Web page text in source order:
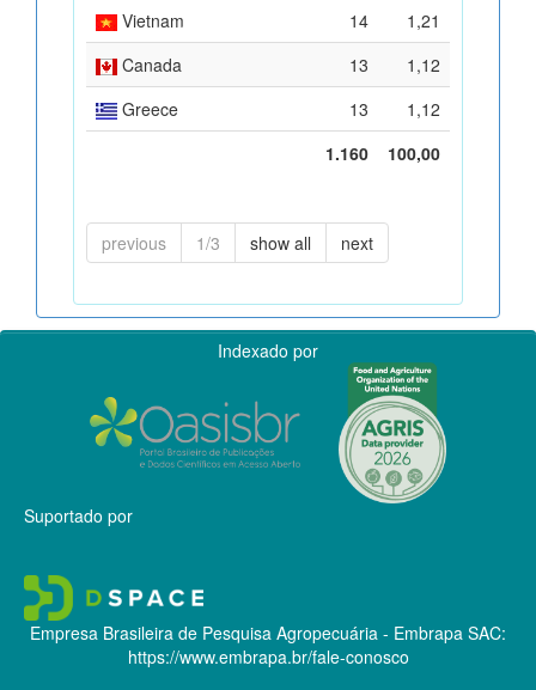
Vietnam
14
1,21
Canada
13
1,12
Greece
13
1,12
1.160
100,00
previous 1/3 show all next
Indexado por
Suportado por
Empresa Brasileira de Pesquisa Agropecuária - Embrapa SAC:
https://www.embrapa.br/fale-conosco